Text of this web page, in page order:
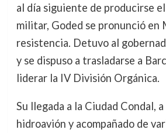
al día siguiente de producirse
militar, Goded se pronunció en
resistencia. Detuvo al
y se dispuso a trasladarse a
liderar la IV División Orgánica.
Su llegada a la Ciudad Condal,
hidroavión y acompañado de